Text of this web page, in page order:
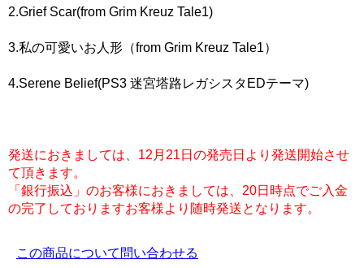
2.Grief Scar(from Grim Kreuz Tale1)
3.私の可愛いお人形（from Grim Kreuz Tale1）
4.Serene Belief(PS3 迷宮塔路レガシスタEDテーマ)
発送におきましては、12月21日の発売日より発送開始させ
て頂きます。
「銀行振込」のお客様におきましては、20日時点でご入金
の完了しておりますお客様より随時発送となります。
この商品について問い合わせる